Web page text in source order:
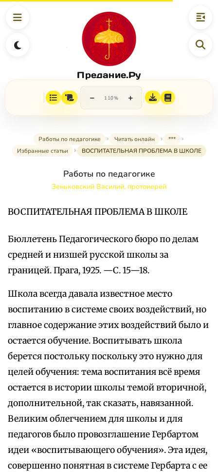
Предание.Ру
− 110% +
Работы по педагогике Читать онлайн
***
Избранные статьи
ВОСПИТАТЕЛЬНАЯ ПРОБЛЕМА В ШКОЛЕ
Работы по педагогике
Зеньковский Василий, протоиерей
ВОСПИТАТЕЛЬНАЯ ПРОБЛЕМА В ШКОЛЕ
Бюллетень Педагогического бюро по делам
средней и низшей русской школы за
границей. Прага, 1925. —С. 15—18.
Школа всегда давала известное место
воспитанию в системе своих воздействий, но
главное содержание этих воздействий было и
остается обучение. Воспитывать школа
берется постольку поскольку это нужно для
целей обучения: тема воспитания всё время
остается в истории школы темой вторичной,
дополнительной, так сказать, навязанной.
Великим облегчением для школы и для
педагогов было провозглашение Гербартом
идеи «воспитывающего обучения». Эта идея,
совершенно понятная в системе Гербарта с ее